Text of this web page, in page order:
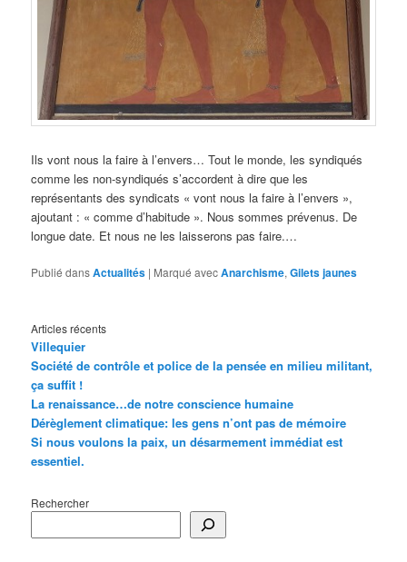
Ils vont nous la faire à l’envers… Tout le monde, les syndiqués
comme les non-syndiqués s’accordent à dire que les
représentants des syndicats « vont nous la faire à l’envers »,
ajoutant : « comme d’habitude ». Nous sommes prévenus. De
longue date. Et nous ne les laisserons pas faire.…
Publié dansActualités | Marqué avecAnarchisme,Gilets jaunes
Articles récents
Villequier
Société de contrôle et police de la pensée en milieu militant,
ça suffit !
La renaissance…de notre conscience humaine
Dérèglement climatique: les gens n’ont pas de mémoire
Si nous voulons la paix, un désarmement immédiat est
essentiel.
Rechercher